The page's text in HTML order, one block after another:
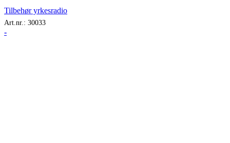
Tilbehør yrkesradio
Art.nr.: 30033
-